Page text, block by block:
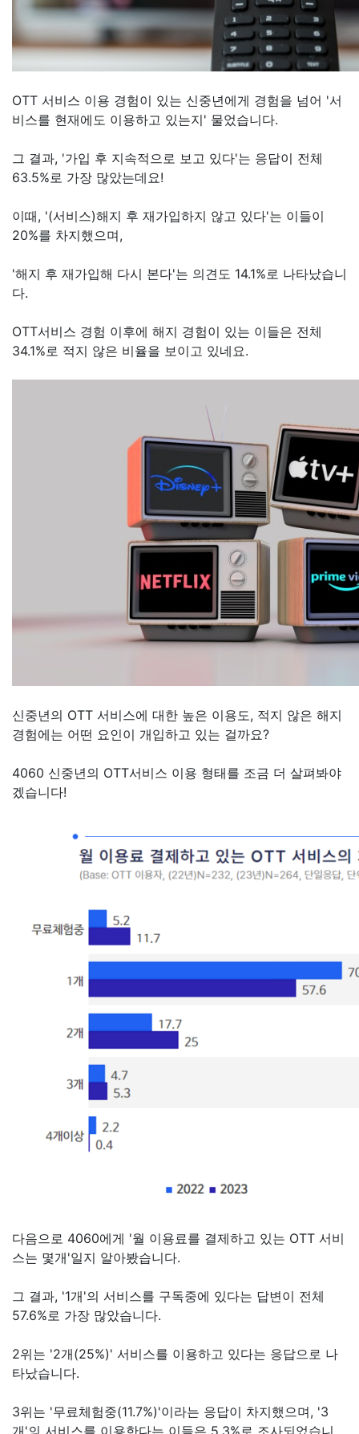
OTT 서비스 이용 경험이 있는 신중년에게 경험을 넘어 '서
비스를 현재에도 이용하고 있는지' 물었습니다.
그 결과, '가입 후 지속적으로 보고 있다'는 응답이 전체
63.5%로 가장 많았는데요!
이때, '(서비스)해지 후 재가입하지 않고 있다'는 이들이
20%를 차지했으며,
'해지 후 재가입해 다시 본다'는 의견도 14.1%로 나타났습니
다.
OTT서비스 경험 이후에 해지 경험이 있는 이들은 전체
34.1%로 적지 않은 비율을 보이고 있네요.
신중년의 OTT 서비스에 대한 높은 이용도, 적지 않은 해지
경험에는 어떤 요인이 개입하고 있는 걸까요?
4060 신중년의 OTT서비스 이용 형태를 조금 더 살펴봐야
겠습니다!
다음으로 4060에게 '월 이용료를 결제하고 있는 OTT 서비
스는 몇개'일지 알아봤습니다.
그 결과, '1개'의 서비스를 구독중에 있다는 답변이 전체
57.6%로 가장 많았습니다.
2위는 '2개(25%)' 서비스를 이용하고 있다는 응답으로 나
타났습니다.
3위는 '무료체험중(11.7%)'이라는 응답이 차지했으며, '3